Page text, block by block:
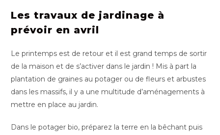
Les travaux de jardinage à
prévoir en avril
Le printemps est de retour et il est grand temps de sortir
de la maison et de s’activer dans le jardin ! Mis à part la
plantation de graines au potager ou de fleurs et arbustes
dans les massifs, il y a une multitude d’aménagements à
mettre en place au jardin.
Dans le potager bio, préparez la terre en la bêchant puis